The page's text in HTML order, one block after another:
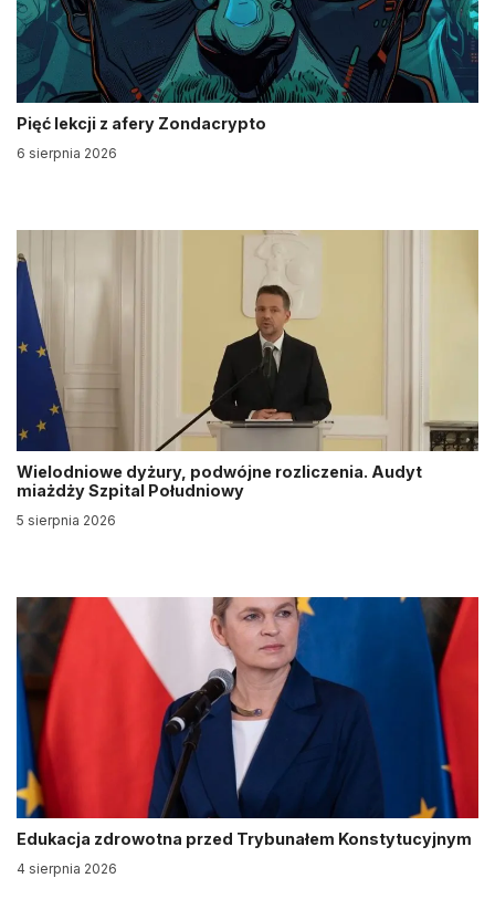
Pięć lekcji z afery Zondacrypto
6 sierpnia 2026
Wielodniowe dyżury, podwójne rozliczenia. Audyt
miażdży Szpital Południowy
5 sierpnia 2026
Edukacja zdrowotna przed Trybunałem Konstytucyjnym
4 sierpnia 2026